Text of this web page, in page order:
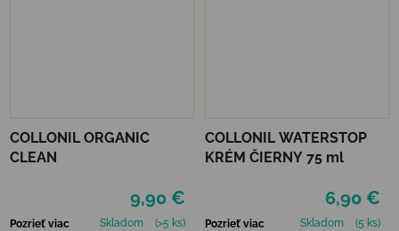
COLLONIL ORGANIC
CLEAN
9,90 €
Pozrieť viac Skladom (>5 ks)
COLLONIL WATERSTOP
KRÉM ČIERNY 75 ml
6,90 €
Pozrieť viac Skladom (5 ks)